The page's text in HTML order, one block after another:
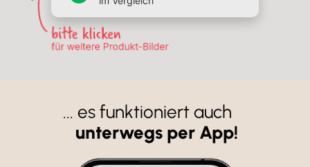
... es funktioniert auch
unterwegs per App!